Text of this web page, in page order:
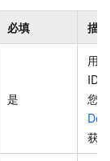
必填 描述
是
用
ID
您
获